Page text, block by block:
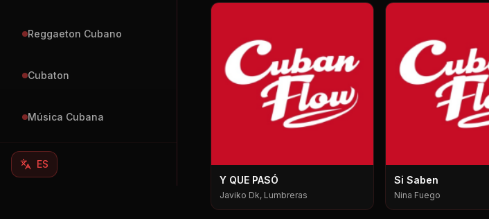
Reggaeton Cubano
Cubaton
Música Cubana
ES
Y QUE PASÓ
Javiko Dk, Lumbreras
Si Saben
Nina Fuego